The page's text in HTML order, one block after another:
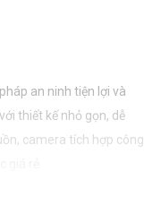
an ninh tiện lợi và
thiết kế nhỏ gọn, dễ
camera tích hợp công